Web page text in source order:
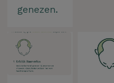
genezen.